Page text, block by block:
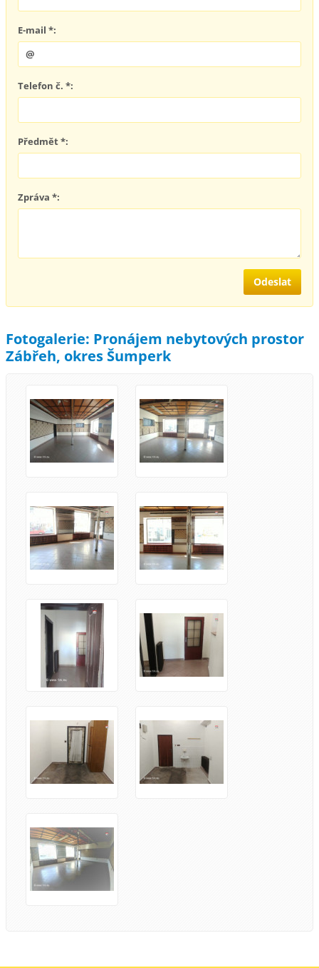
E-mail *:
Telefon č. *:
Předmět *:
Zpráva *:
Fotogalerie: Pronájem nebytových prostor
Zábřeh, okres Šumperk